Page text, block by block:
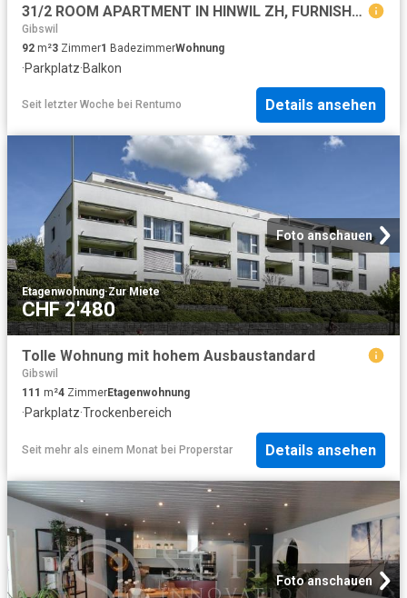
31/2 ROOM APARTMENT IN HINWIL ZH, FURNISHED, TEMPORARY
Gibswil
92 m²3 Zimmer1 BadezimmerWohnung
·Parkplatz·Balkon
Seit letzter Woche bei Rentumo Details ansehen
Foto anschauen
Etagenwohnung·Zur Miete
CHF 2'480
Tolle Wohnung mit hohem Ausbaustandard
Gibswil
111 m²4 ZimmerEtagenwohnung
·Parkplatz·Trockenbereich
Seit mehr als einem Monat bei Properstar Details ansehen
Foto anschauen